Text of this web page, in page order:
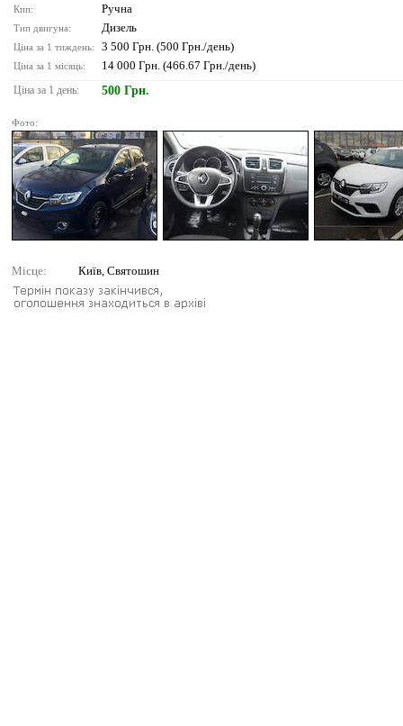
Кпп: Ручна
Тип двигуна: Дизель
Ціна за 1 тиждень: 3 500 Грн. (500 Грн./день)
Ціна за 1 місяць: 14 000 Грн. (466.67 Грн./день)
Ціна за 1 день: 500 Грн.
Фото:
Місце: Київ, Святошин